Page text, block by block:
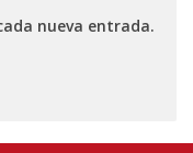
nueva entrada.